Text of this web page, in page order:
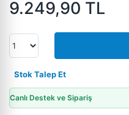
9.249,90 TL
Stok Talep Et
Canlı Destek ve Sipariş